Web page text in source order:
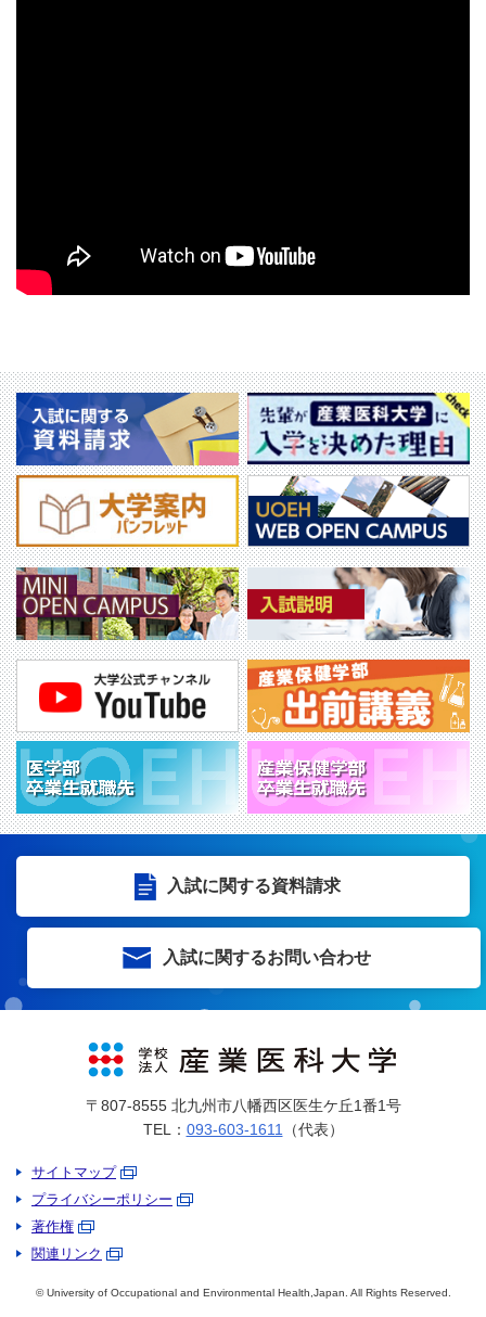
入試に関する資料請求
入試に関するお問い合わせ
〒807-8555 北九州市八幡西区医生ケ丘1番1号
TEL： 093-603-1611 （代表）
サイトマップ
プライバシーポリシー
著作権
関連リンク
© University of Occupational and Environmental Health,Japan. All Rights Reserved.